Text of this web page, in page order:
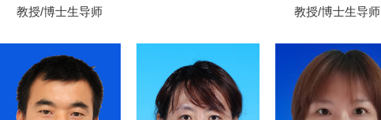
教授/博士生导师
教授/博士生导师